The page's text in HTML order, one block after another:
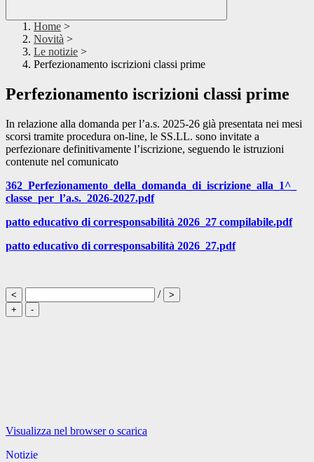
Home >
Novità >
Le notizie >
Perfezionamento iscrizioni classi prime
Perfezionamento iscrizioni classi prime
In relazione alla domanda per l’a.s. 2025-26 già presentata nei mesi
scorsi tramite procedura on-line, le SS.LL. sono invitate a
perfezionare definitivamente l’iscrizione, seguendo le istruzioni
contenute nel comunicato
362_Perfezionamento_della_domanda_di_iscrizione_alla_1^_
classe_per_l’a.s._2026-2027.pdf
patto educativo di corresponsabilità 2026_27 compilabile.pdf
patto educativo di corresponsabilità 2026_27.pdf
< /
>
+
-
Visualizza nel browser o scarica
Notizie